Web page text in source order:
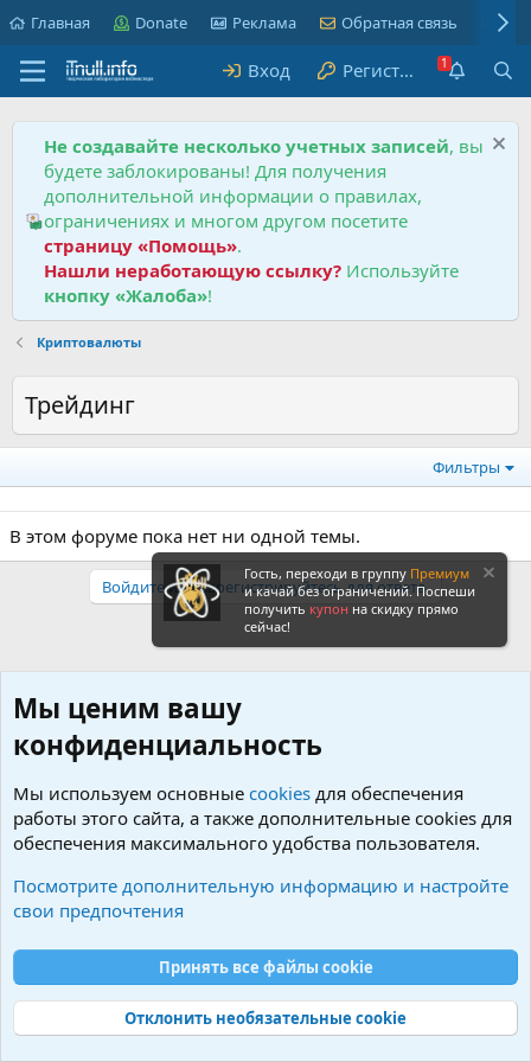
Главная Donate Реклама Обратная связь
Вход Регистрация
Не создавайте несколько учетных записей, вы
будете заблокированы! Для получения
дополнительной информации о правилах,
ограничениях и многом другом посетите
страницу «Помощь».
Нашли неработающую ссылку? Используйте
кнопку «Жалоба»!
Криптовалюты
Трейдинг
Фильтры
В этом форуме пока нет ни одной темы.
Войдите или зарегистрируйтесь для ответа.
Гость, переходи в группу Премиум
и качай без ограничений. Поспеши
получить купон на скидку прямо
сейчас!
Мы ценим вашу
конфиденциальность
Мы используем основные cookies для обеспечения
работы этого сайта, а также дополнительные cookies для
обеспечения максимального удобства пользователя.
Посмотрите дополнительную информацию и настройте
свои предпочтения
Принять все файлы cookie
Отклонить необязательные cookie